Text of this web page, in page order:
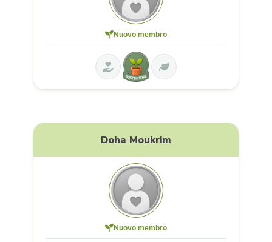
Nuovo membro
Doha Moukrim
Nuovo membro